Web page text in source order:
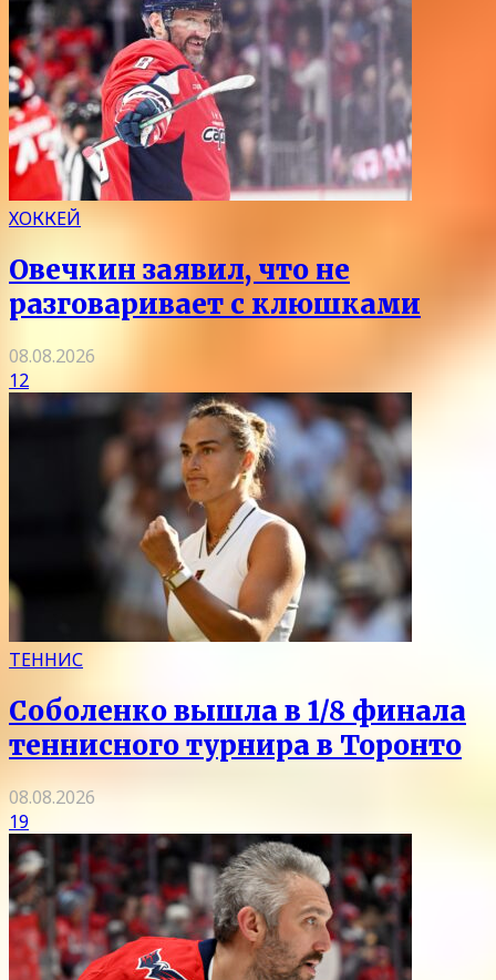
ХОККЕЙ
Овечкин заявил, что не
разговаривает с клюшками
08.08.2026
12
ТЕННИС
Соболенко вышла в 1/8 финала
теннисного турнира в Торонто
08.08.2026
19